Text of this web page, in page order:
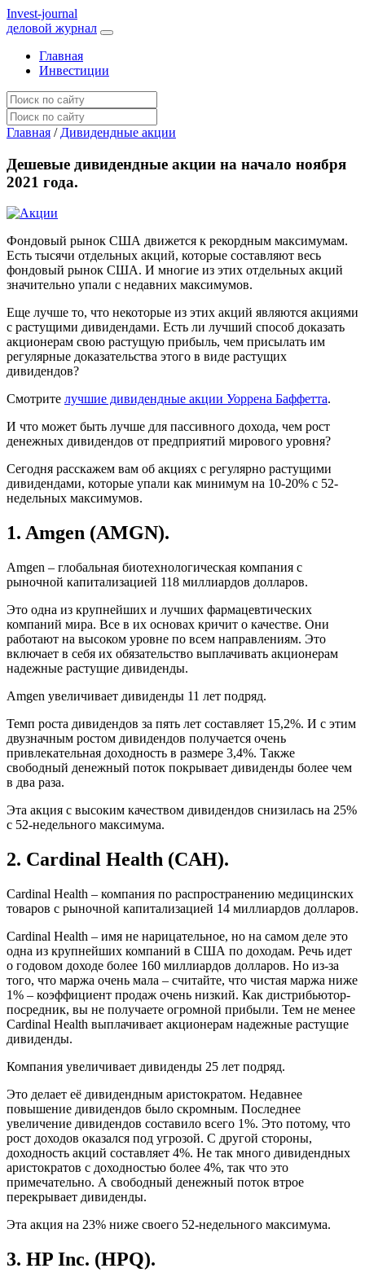
Invest-journal
деловой журнал
Главная
Инвестиции
Главная / Дивидендные акции
Дешевые дивидендные акции на начало ноября
2021 года.
Фондовый рынок США движется к рекордным максимумам.
Есть тысячи отдельных акций, которые составляют весь
фондовый рынок США. И многие из этих отдельных акций
значительно упали с недавних максимумов.
Еще лучше то, что некоторые из этих акций являются акциями
с растущими дивидендами. Есть ли лучший способ доказать
акционерам свою растущую прибыль, чем присылать им
регулярные доказательства этого в виде растущих
дивидендов?
Смотрите лучшие дивидендные акции Уоррена Баффетта.
И что может быть лучше для пассивного дохода, чем рост
денежных дивидендов от предприятий мирового уровня?
Сегодня расскажем вам об акциях с регулярно растущими
дивидендами, которые упали как минимум на 10-20% с 52-
недельных максимумов.
1. Amgen (AMGN).
Amgen – глобальная биотехнологическая компания с
рыночной капитализацией 118 миллиардов долларов.
Это одна из крупнейших и лучших фармацевтических
компаний мира. Все в их основах кричит о качестве. Они
работают на высоком уровне по всем направлениям. Это
включает в себя их обязательство выплачивать акционерам
надежные растущие дивиденды.
Amgen увеличивает дивиденды 11 лет подряд.
Темп роста дивидендов за пять лет составляет 15,2%. И с этим
двузначным ростом дивидендов получается очень
привлекательная доходность в размере 3,4%. Также
свободный денежный поток покрывает дивиденды более чем
в два раза.
Эта акция с высоким качеством дивидендов снизилась на 25%
с 52-недельного максимума.
2. Cardinal Health (CAH).
Cardinal Health – компания по распространению медицинских
товаров с рыночной капитализацией 14 миллиардов долларов.
Cardinal Health – имя не нарицательное, но на самом деле это
одна из крупнейших компаний в США по доходам. Речь идет
о годовом доходе более 160 миллиардов долларов. Но из-за
того, что маржа очень мала – считайте, что чистая маржа ниже
1% – коэффициент продаж очень низкий. Как дистрибьютор-
посредник, вы не получаете огромной прибыли. Тем не менее
Cardinal Health выплачивает акционерам надежные растущие
дивиденды.
Компания увеличивает дивиденды 25 лет подряд.
Это делает её дивидендным аристократом. Недавнее
повышение дивидендов было скромным. Последнее
увеличение дивидендов составило всего 1%. Это потому, что
рост доходов оказался под угрозой. С другой стороны,
доходность акций составляет 4%. Не так много дивидендных
аристократов с доходностью более 4%, так что это
примечательно. А свободный денежный поток втрое
перекрывает дивиденды.
Эта акция на 23% ниже своего 52-недельного максимума.
3. HP Inc. (HPQ).